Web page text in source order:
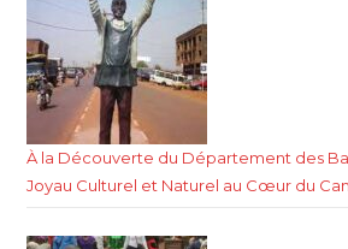
À la Découverte du Département des
Joyau Culturel et Naturel au Cœur du